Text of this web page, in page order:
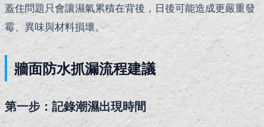
蓋住問題只會讓濕氣累積在背後，日後可能造成更嚴重發
霉、異味與材料損壞。
牆面防水抓漏流程建議
第一步：記錄潮濕出現時間